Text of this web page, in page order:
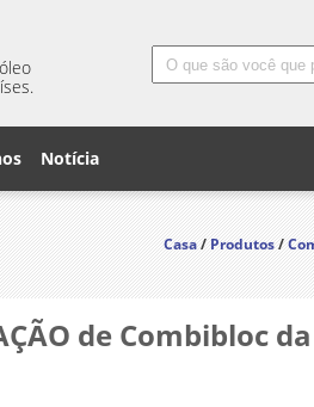
Notícia
Casa/Produtos/
de Combibloc